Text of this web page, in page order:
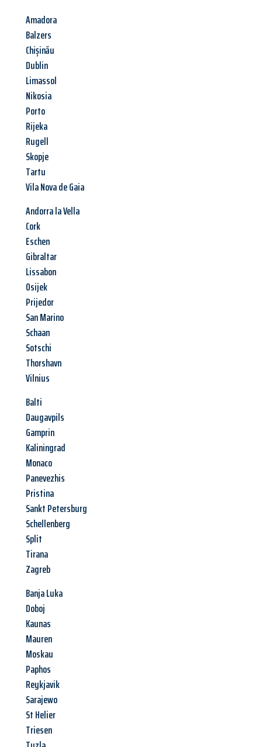
Amadora
Balzers
Chișinău
Dublin
Limassol
Nikosia
Porto
Rijeka
Rugell
Skopje
Tartu
Vila Nova de Gaia
Andorra la Vella
Cork
Eschen
Gibraltar
Lissabon
Osijek
Prijedor
San Marino
Schaan
Sotschi
Thorshavn
Vilnius
Balti
Daugavpils
Gamprin
Kaliningrad
Monaco
Panevezhis
Pristina
Sankt Petersburg
Schellenberg
Split
Tirana
Zagreb
Banja Luka
Doboj
Kaunas
Mauren
Moskau
Paphos
Reykjavik
Sarajewo
St Helier
Triesen